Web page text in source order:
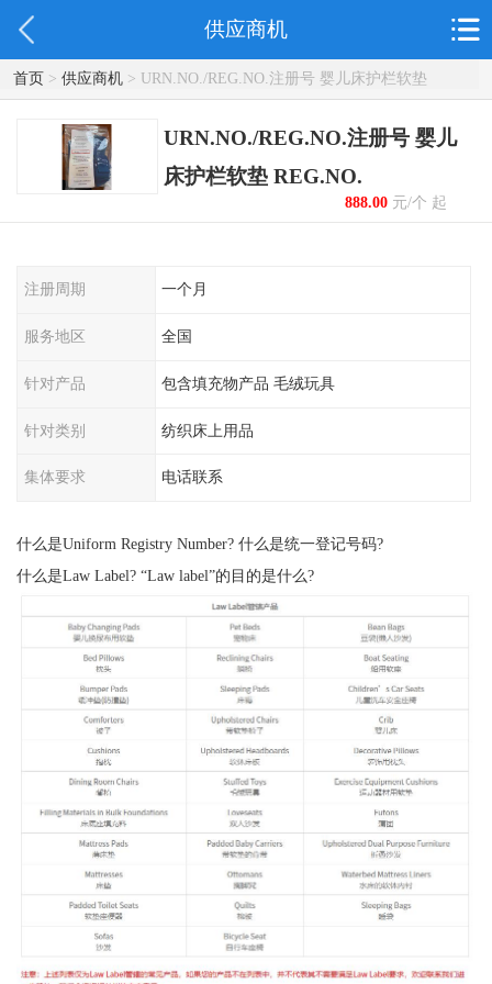
供应商机
首页> 供应商机> URN.NO./REG.NO.注册号 婴儿床护栏软垫
REG.NO.
URN.NO./REG.NO.注册号 婴儿
床护栏软垫 REG.NO.
888.00元/个 起
注册周期 一个月
服务地区 全国
针对产品 包含填充物产品 毛绒玩具
针对类别 纺织床上用品
集体要求 电话联系
什么是Uniform Registry Number? 什么是统一登记号码?
什么是Law Label? “Law label”的目的是什么?